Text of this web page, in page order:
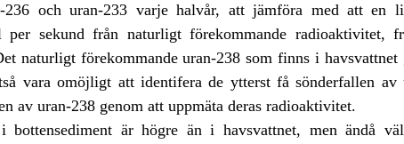
236 och uran-233 varje halvår, att jämföra med att en
per sekund från naturligt förekommande radioaktivitet,
naturligt förekommande uran-238 som finns i
vara omöjligt att identifera de ytterst få sönderfallen av
av uran-238 genom att uppmäta deras radioaktivitet.
bottensediment är högre än i havsvattnet, men ändå